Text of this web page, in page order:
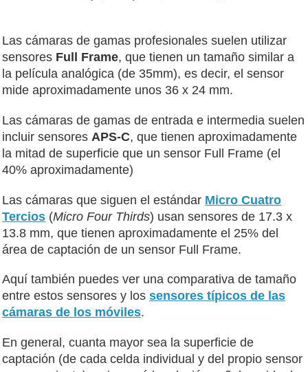
Las cámaras de gamas profesionales suelen utilizar
sensores Full Frame, que tienen un tamaño similar a
la película analógica (de 35mm), es decir, el sensor
mide aproximadamente unos 36 x 24 mm.
Las cámaras de gamas de entrada e intermedia suelen
incluir sensores APS-C, que tienen aproximadamente
la mitad de superficie que un sensor Full Frame (el
40% aproximadamente)
Las cámaras que siguen el estándar Micro Cuatro
Tercios (Micro Four Thirds) usan sensores de 17.3 x
13.8 mm, que tienen aproximadamente el 25% del
área de captación de un sensor Full Frame.
Aquí también puedes ver una comparativa de tamaño
entre estos sensores y lossensores típicos de las
cámaras de los móviles.
En general, cuanta mayor sea la superficie de
captación (de cada celda individual y del propio sensor